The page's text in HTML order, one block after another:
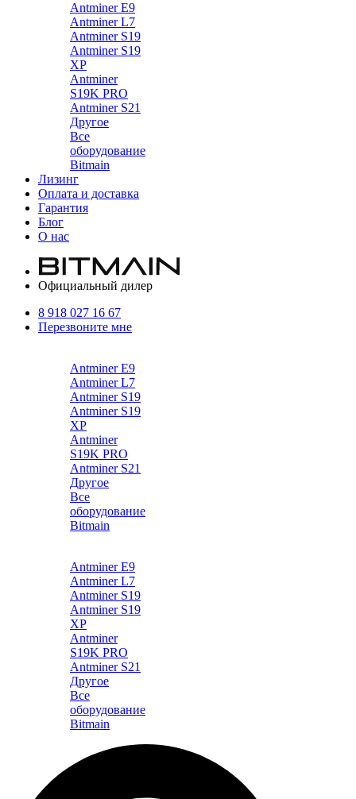
Antminer E9
Antminer L7
Antminer S19
Antminer S19
XP
Antminer
S19K PRO
Antminer S21
Другое
Все
оборудование
Bitmain
Лизинг
Оплата и доставка
Гарантия
Блог
О нас
Официальный дилер
8 918 027 16 67
Перезвоните мне
Antminer E9
Antminer L7
Antminer S19
Antminer S19
XP
Antminer
S19K PRO
Antminer S21
Другое
Все
оборудование
Bitmain
Antminer E9
Antminer L7
Antminer S19
Antminer S19
XP
Antminer
S19K PRO
Antminer S21
Другое
Все
оборудование
Bitmain